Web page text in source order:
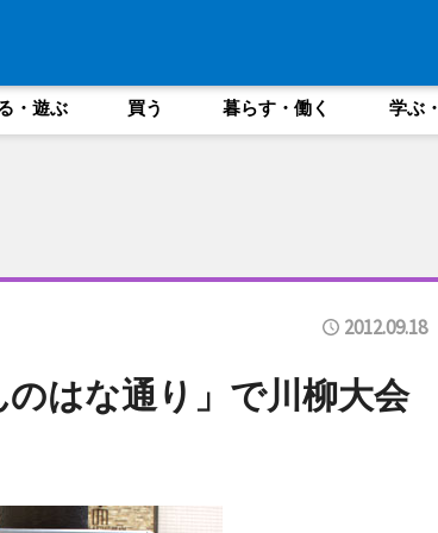
・遊ぶ 買う 暮らす・働く 学ぶ
2012.09.18
はな通り」で川柳大会